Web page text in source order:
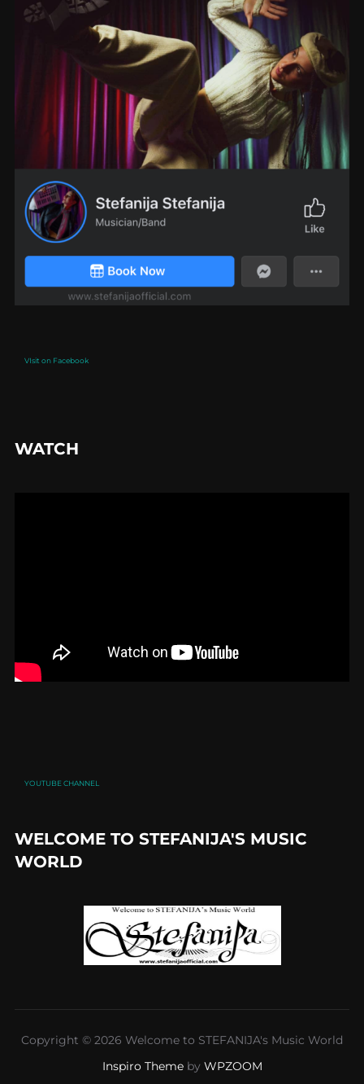
VIsit on Facebook
WATCH
YOUTUBE CHANNEL
WELCOME TO STEFANIJA'S MUSIC
WORLD
Copyright © 2026 Welcome to STEFANIJA's Music World
Inspiro Themeby WPZOOM